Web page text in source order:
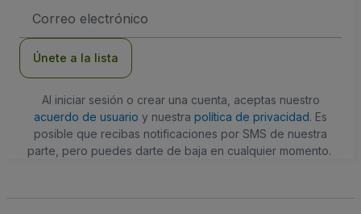
de
Únete a la lista
Al iniciar sesión o crear una cuenta, aceptas nuestro
acuerdo de usuario y nuestra política de privacidad. Es
posible que recibas notificaciones por SMS de nuestra
parte, pero puedes darte de baja en cualquier momento.